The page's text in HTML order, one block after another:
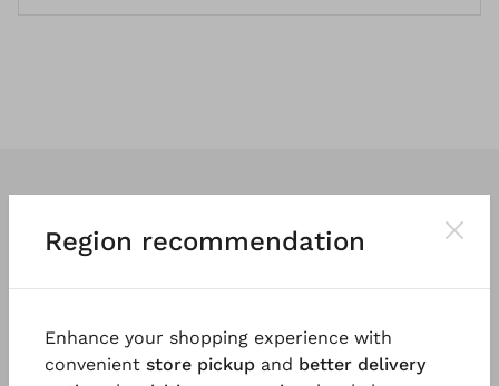
und einzigartig wie die Menschen, die
Region recommendation
Enhance your shopping experience with
convenient store pickup and better delivery